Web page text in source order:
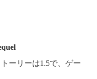
ーリーは1.5で、ゲー